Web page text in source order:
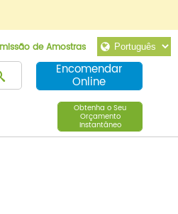
de Amostras
Encomendar
Online
Obtenha o Seu
Orçamento
Instantâneo